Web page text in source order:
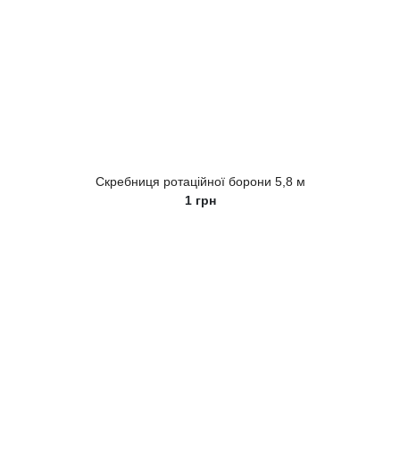
Скребниця ротаційної борони 5,8 м
1 грн